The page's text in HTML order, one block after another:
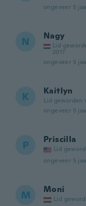
ongeveer 5
N Nagy
Lid
2017
ongeveer 5
K Kaitlyn
Lid geworden
ongeveer 5
P Priscilla
Lid
ongeveer 5
M Moni
Lid